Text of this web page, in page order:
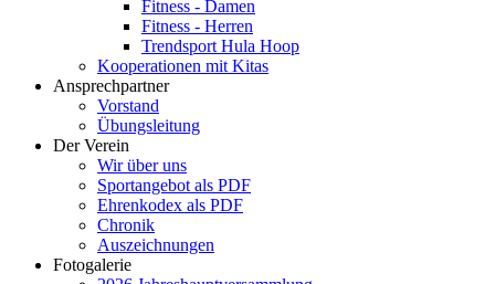
Fitness - Damen
Fitness - Herren
Trendsport Hula Hoop
Kooperationen mit Kitas
Ansprechpartner
Vorstand
Übungsleitung
Der Verein
Wir über uns
Sportangebot als PDF
Ehrenkodex als PDF
Chronik
Auszeichnungen
Fotogalerie